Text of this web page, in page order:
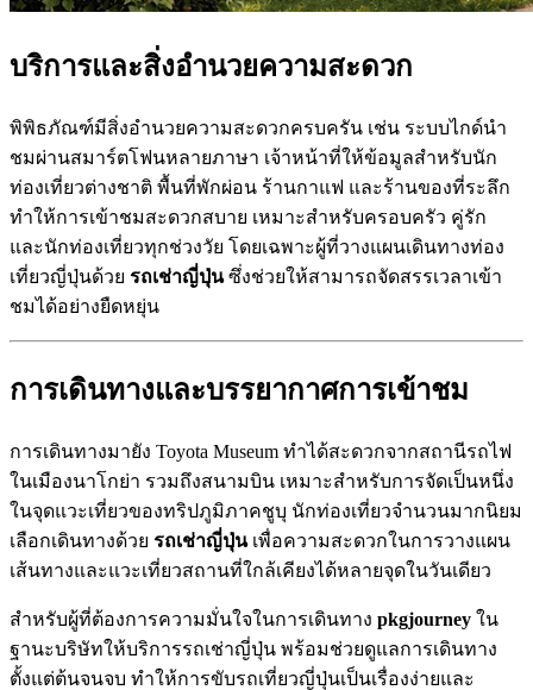
บริการและสิ่งอำนวยความสะดวก
พิพิธภัณฑ์มีสิ่งอำนวยความสะดวกครบครัน เช่น ระบบไกด์นำ
ชมผ่านสมาร์ตโฟนหลายภาษา เจ้าหน้าที่ให้ข้อมูลสำหรับนัก
ท่องเที่ยวต่างชาติ พื้นที่พักผ่อน ร้านกาแฟ และร้านของที่ระลึก
ทำให้การเข้าชมสะดวกสบาย เหมาะสำหรับครอบครัว คู่รัก
และนักท่องเที่ยวทุกช่วงวัย โดยเฉพาะผู้ที่วางแผนเดินทางท่อง
เที่ยวญี่ปุ่นด้วย รถเช่าญี่ปุ่นซึ่งช่วยให้สามารถจัดสรรเวลาเข้า
ชมได้อย่างยืดหยุ่น
การเดินทางและบรรยากาศการเข้าชม
การเดินทางมายัง Toyota Museum ทำได้สะดวกจากสถานีรถไฟ
ในเมืองนาโกย่า รวมถึงสนามบิน เหมาะสำหรับการจัดเป็นหนึ่ง
ในจุดแวะเที่ยวของทริปภูมิภาคชูบุ นักท่องเที่ยวจำนวนมากนิยม
เลือกเดินทางด้วย รถเช่าญี่ปุ่นเพื่อความสะดวกในการวางแผน
เส้นทางและแวะเที่ยวสถานที่ใกล้เคียงได้หลายจุดในวันเดียว
สำหรับผู้ที่ต้องการความมั่นใจในการเดินทาง pkgjourney ใน
ฐานะบริษัทให้บริการรถเช่าญี่ปุ่น พร้อมช่วยดูแลการเดินทาง
ตั้งแต่ต้นจนจบ ทำให้การขับรถเที่ยวญี่ปุ่นเป็นเรื่องง่ายและ